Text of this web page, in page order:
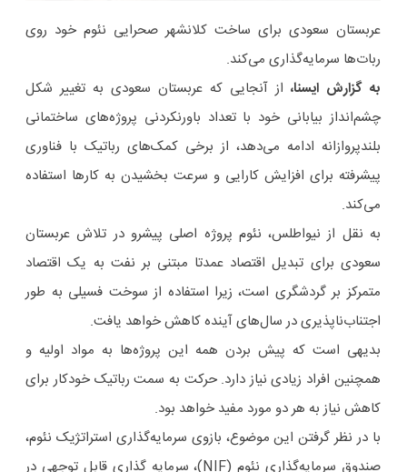
عربستان سعودی برای ساخت کلانشهر صحرایی نئوم خود روی
ربات‌ها سرمایه‌گذاری می‌کند.
به گزارش ایسنا، از آنجایی که عربستان سعودی به تغییر شکل
چشم‌انداز بیابانی خود با تعداد باورنکردنی پروژه‌های ساختمانی
بلندپروازانه ادامه می‌دهد، از برخی کمک‌های رباتیک با فناوری
پیشرفته برای افزایش کارایی و سرعت بخشیدن به کارها استفاده
می‌کند.
به نقل از نیواطلس، نئوم پروژه اصلی پیشرو در تلاش عربستان
سعودی برای تبدیل اقتصاد عمدتا مبتنی بر نفت به یک اقتصاد
متمرکز بر گردشگری است، زیرا استفاده از سوخت فسیلی به طور
اجتناب‌ناپذیری در سال‌های آینده کاهش خواهد یافت.
بدیهی است که پیش بردن همه این پروژه‌ها به مواد اولیه و
همچنین افراد زیادی نیاز دارد. حرکت به سمت رباتیک خودکار برای
کاهش نیاز به هر دو مورد مفید خواهد بود.
با در نظر گرفتن این موضوع، بازوی سرمایه‌گذاری استراتژیک نئوم،
صندوق سرمایه‌گذاری نئوم (NIF)، سرمایه گذاری قابل توجهی در